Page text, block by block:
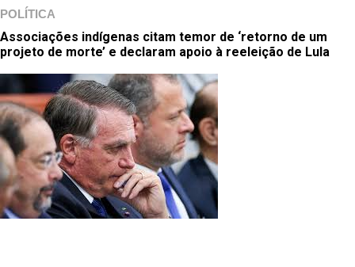
POLÍTICA
Associações indígenas citam temor de ‘retorno de um
projeto de morte’ e declaram apoio à reeleição de Lula